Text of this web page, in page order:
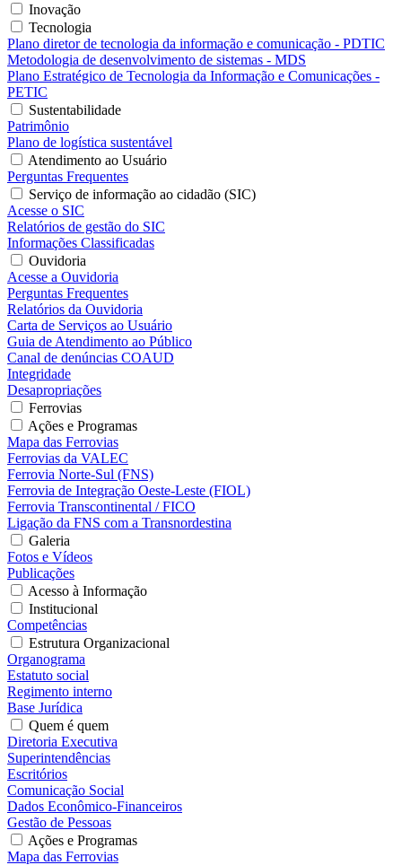
Inovação
Tecnologia
Plano diretor de tecnologia da informação e comunicação - PDTIC
Metodologia de desenvolvimento de sistemas - MDS
Plano Estratégico de Tecnologia da Informação e Comunicações -
PETIC
Sustentabilidade
Patrimônio
Plano de logística sustentável
Atendimento ao Usuário
Perguntas Frequentes
Serviço de informação ao cidadão (SIC)
Acesse o SIC
Relatórios de gestão do SIC
Informações Classificadas
Ouvidoria
Acesse a Ouvidoria
Perguntas Frequentes
Relatórios da Ouvidoria
Carta de Serviços ao Usuário
Guia de Atendimento ao Público
Canal de denúncias COAUD
Integridade
Desapropriações
Ferrovias
Ações e Programas
Mapa das Ferrovias
Ferrovias da VALEC
Ferrovia Norte-Sul (FNS)
Ferrovia de Integração Oeste-Leste (FIOL)
Ferrovia Transcontinental / FICO
Ligação da FNS com a Transnordestina
Galeria
Fotos e Vídeos
Publicações
Acesso à Informação
Institucional
Competências
Estrutura Organizacional
Organograma
Estatuto social
Regimento interno
Base Jurídica
Quem é quem
Diretoria Executiva
Superintendências
Escritórios
Comunicação Social
Dados Econômico-Financeiros
Gestão de Pessoas
Ações e Programas
Mapa das Ferrovias